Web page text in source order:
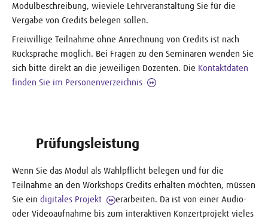
Modulbeschreibung, wieviele Lehrveranstaltung Sie für die
Vergabe von Credits belegen sollen.
Freiwillige Teilnahme ohne Anrechnung von Credits ist nach
Rücksprache möglich. Bei Fragen zu den Seminaren wenden Sie
sich bitte direkt an die jeweiligen Dozenten. Die Kontaktdaten
finden Sie im Personenverzeichnis
Prüfungsleistung
Wenn Sie das Modul als Wahlpflicht belegen und für die
Teilnahme an den Workshops Credits erhalten möchten, müssen
Sie ein digitales Projekt
erarbeiten. Da ist von einer Audio-
oder Videoaufnahme bis zum interaktiven Konzertprojekt vieles